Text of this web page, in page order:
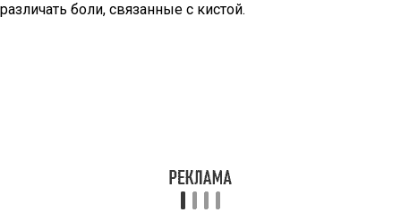
различать боли, связанные с кистой.